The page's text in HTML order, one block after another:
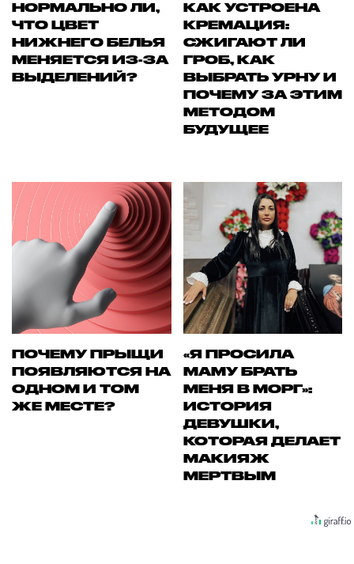
НОРМАЛЬНО ЛИ,
ЧТО ЦВЕТ
НИЖНЕГО БЕЛЬЯ
МЕНЯЕТСЯ ИЗ-ЗА
ВЫДЕЛЕНИЙ?
КАК УСТРОЕНА
КРЕМАЦИЯ:
СЖИГАЮТ ЛИ
ГРОБ, КАК
ВЫБРАТЬ УРНУ И
ПОЧЕМУ ЗА ЭТИМ
МЕТОДОМ
БУДУЩЕЕ
ПОЧЕМУ ПРЫЩИ
ПОЯВЛЯЮТСЯ НА
ОДНОМ И ТОМ
ЖЕ МЕСТЕ?
«Я ПРОСИЛА
МАМУ БРАТЬ
МЕНЯ В МОРГ»:
ИСТОРИЯ
ДЕВУШКИ,
КОТОРАЯ ДЕЛАЕТ
МАКИЯЖ
МЕРТВЫМ